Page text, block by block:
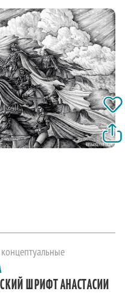
концептуальные
ШРИФТ АНАСТАСИИ